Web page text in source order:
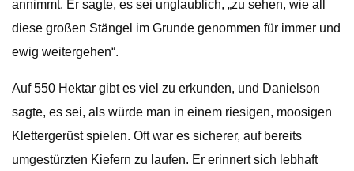
annimmt. Er sagte, es sei unglaublich, „zu sehen, wie all
diese großen Stängel im Grunde genommen für immer und
ewig weitergehen“.
Auf 550 Hektar gibt es viel zu erkunden, und Danielson
sagte, es sei, als würde man in einem riesigen, moosigen
Klettergerüst spielen. Oft war es sicherer, auf bereits
umgestürzten Kiefern zu laufen. Er erinnert sich lebhaft